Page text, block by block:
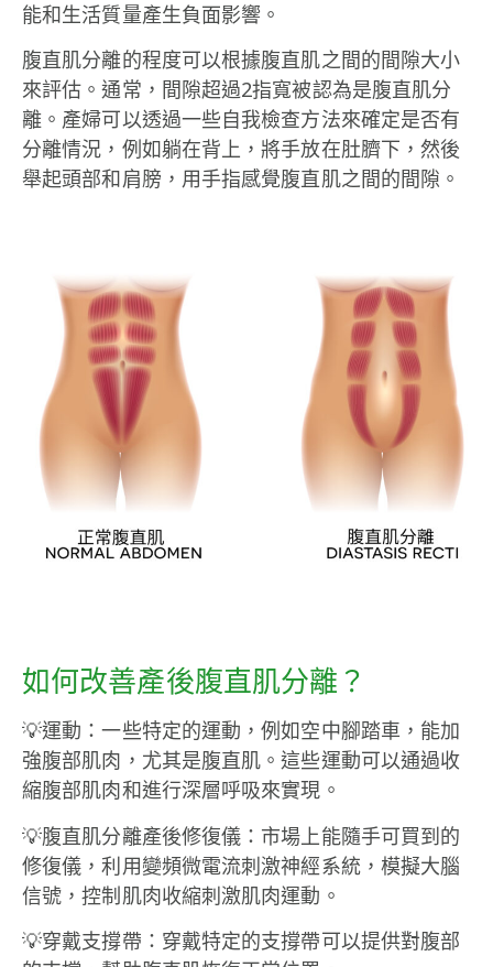
能和生活質量產生負面影響。
腹直肌分離的程度可以根據腹直肌之間的間隙大小
來評估。通常，間隙超過2指寬被認為是腹直肌分
離。產婦可以透過一些自我檢查方法來確定是否有
分離情況，例如躺在背上，將手放在肚臍下，然後
舉起頭部和肩膀，用手指感覺腹直肌之間的間隙。
如何改善產後腹直肌分離？
💡運動：一些特定的運動，例如空中腳踏車，能加
強腹部肌肉，尤其是腹直肌。這些運動可以通過收
縮腹部肌肉和進行深層呼吸來實現。
💡腹直肌分離產後修復儀：市場上能隨手可買到的
修復儀，利用變頻微電流刺激神經系統，模擬大腦
信號，控制肌肉收縮刺激肌肉運動。
💡穿戴支撐帶：穿戴特定的支撐帶可以提供對腹部